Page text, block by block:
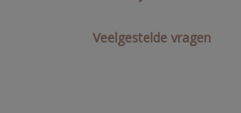
Veelgestelde vragen